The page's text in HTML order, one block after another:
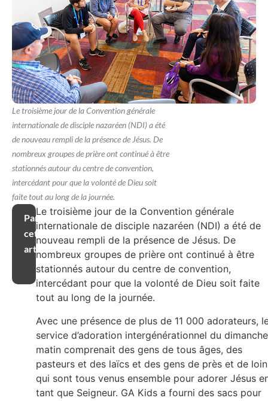
Le troisième jour de la Convention générale
internationale de disciple nazaréen (NDI) a été
de nouveau rempli de la présence de Jésus. De
nombreux groupes de prière ont continué à être
stationnés autour du centre de convention,
intercédant pour que la volonté de Dieu soit
faite tout au long de la journée.
Partager
cet
article
Le troisième jour de la Convention générale
internationale de disciple nazaréen (NDI) a été de
nouveau rempli de la présence de Jésus. De
nombreux groupes de prière ont continué à être
stationnés autour du centre de convention,
intercédant pour que la volonté de Dieu soit faite
tout au long de la journée.
Avec une présence de plus de 11 000 adorateurs,
service d’adoration intergénérationnel du dimanche
matin comprenait des gens de tous âges, des
pasteurs et des laïcs et des gens de près et de loin
qui sont tous venus ensemble pour adorer Jésus
tant que Seigneur. GA Kids a fourni des sacs pour